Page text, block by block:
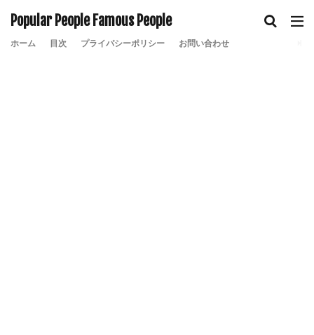
Popular People Famous People
ホーム 目次 プライバシーポリシー お問い合わせ